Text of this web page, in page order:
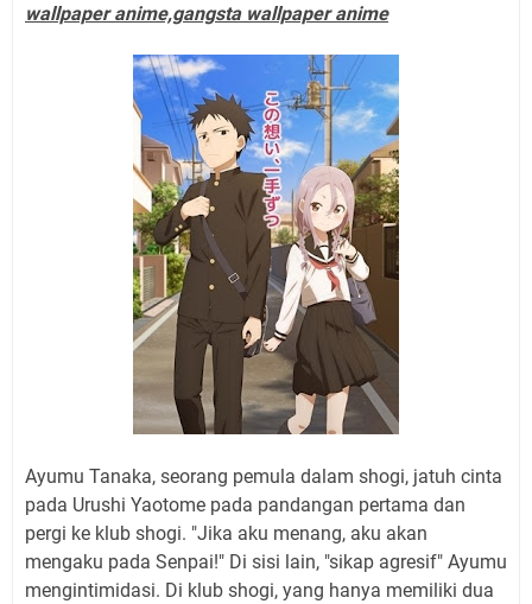
wallpaper anime,gangsta wallpaper anime
Ayumu Tanaka, seorang pemula dalam shogi, jatuh cinta
pada Urushi Yaotome pada pandangan pertama dan
pergi ke klub shogi. "Jika aku menang, aku akan
mengaku pada Senpai!" Di sisi lain, "sikap agresif" Ayumu
mengintimidasi. Di klub shogi, yang hanya memiliki dua